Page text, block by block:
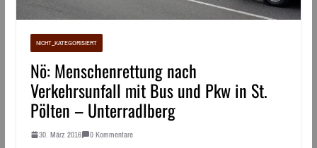
NICHT_KATEGORISIERT
Nö: Menschenrettung nach
Verkehrsunfall mit Bus und Pkw in St.
Pölten – Unterradlberg
30. März 2016 0 Kommentare